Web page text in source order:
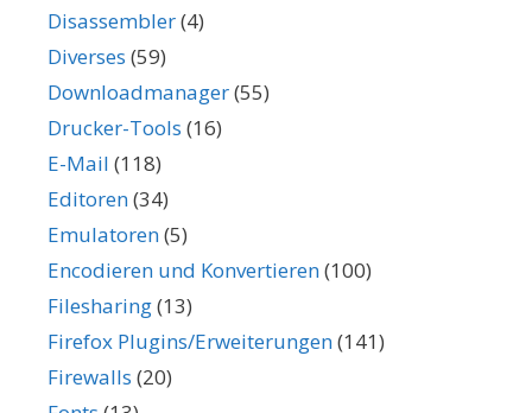
Disassembler(4)
Diverses (59)
Downloadmanager(55)
Drucker-Tools (16)
E-Mail (118)
Editoren(34)
Emulatoren(5)
Encodieren und Konvertieren(100)
Filesharing(13)
Firefox Plugins/Erweiterungen(141)
Firewalls (20)